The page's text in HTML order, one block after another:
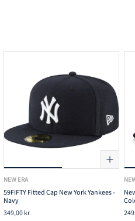
NEW ERA
59FIFTY Fitted Cap New York Yankees -
Navy
349,00 kr